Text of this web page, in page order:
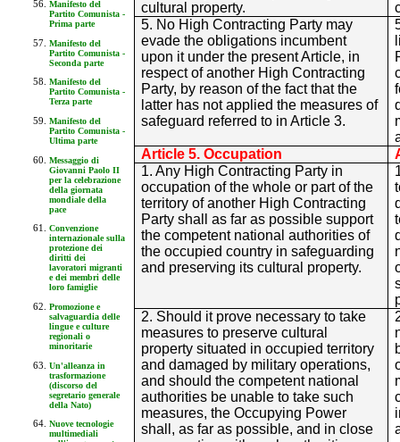
Manifesto del
Partito Comunista -
Prima parte
Manifesto del
Partito Comunista -
Seconda parte
Manifesto del
Partito Comunista -
Terza parte
Manifesto del
Partito Comunista -
Ultima parte
Messaggio di
Giovanni Paolo II
per la celebrazione
della giornata
mondiale della
pace
Convenzione
internazionale sulla
protezione dei
diritti dei
lavoratori migranti
e dei membri delle
loro famiglie
Promozione e
salvaguardia delle
lingue e culture
regionali o
minoritarie
Un'alleanza in
trasformazione
(discorso del
segretario generale
della Nato)
Nuove tecnologie
multimediali
cultural property.
5. No High Contracting Party may
evade the obligations incumbent
upon it under the present Article, in
respect of another High Contracting
Party, by reason of the fact that the
latter has not applied the measures of
safeguard referred to in Article 3.
Article 5. Occupation
1. Any High Contracting Party in
occupation of the whole or part of the
territory of another High Contracting
Party shall as far as possible support
the competent national authorities of
the occupied country in safeguarding
and preserving its cultural property.
2. Should it prove necessary to take
measures to preserve cultural
property situated in occupied territory
and damaged by military operations,
and should the competent national
authorities be unable to take such
measures, the Occupying Power
shall, as far as possible, and in close